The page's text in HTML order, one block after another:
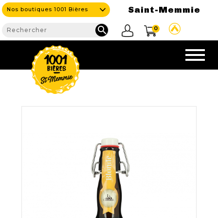
Nos boutiques 1001 Bières Saint-Memmie
 0

NOS PRODUITS
Nouveautés
Nos Bières